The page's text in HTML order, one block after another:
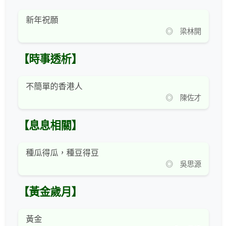
新年祝願
◎ 梁林開
【時事透析】
不簡單的香港人
◎ 陳佐才
【息息相關】
種瓜得瓜，種豆得豆
◎ 吳思源
【黃金歲月】
黃金